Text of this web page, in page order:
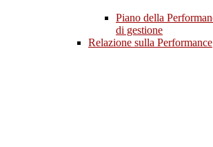
Piano della
di gestione
Relazione sulla Performance